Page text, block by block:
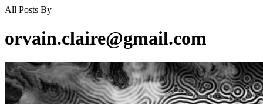
All Posts By
orvain.claire@gmail.com
PSYCHEDELIC
RELIANCE
#7
(24/05/2018)